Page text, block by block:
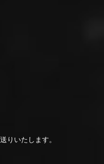
りいたします。